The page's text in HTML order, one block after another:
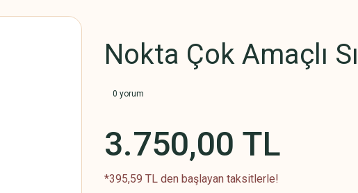
Nokta Çok Amaçlı
0 yorum
3.750,00 TL
*395,59 TL den başlayan taksitlerle!